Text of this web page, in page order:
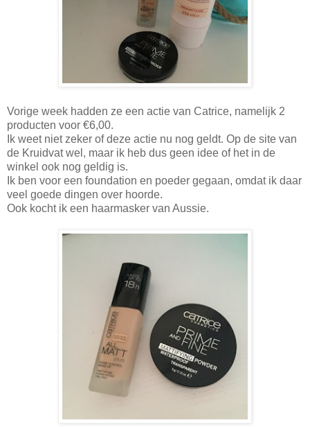
Vorige week hadden ze een actie van Catrice, namelijk 2
producten voor €6,00.
Ik weet niet zeker of deze actie nu nog geldt. Op de site van
de Kruidvat wel, maar ik heb dus geen idee of het in de
winkel ook nog geldig is.
Ik ben voor een foundation en poeder gegaan, omdat ik daar
veel goede dingen over hoorde.
Ook kocht ik een haarmasker van Aussie.